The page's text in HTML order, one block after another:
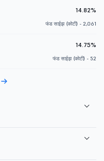
14.82%
फंड साईझ (कोटी) - 2,061
14.75%
फंड साईझ (कोटी) - 52